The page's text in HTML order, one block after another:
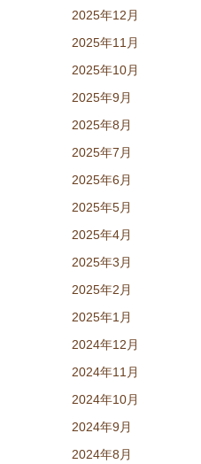
2025年12月
2025年11月
2025年10月
2025年9月
2025年8月
2025年7月
2025年6月
2025年5月
2025年4月
2025年3月
2025年2月
2025年1月
2024年12月
2024年11月
2024年10月
2024年9月
2024年8月